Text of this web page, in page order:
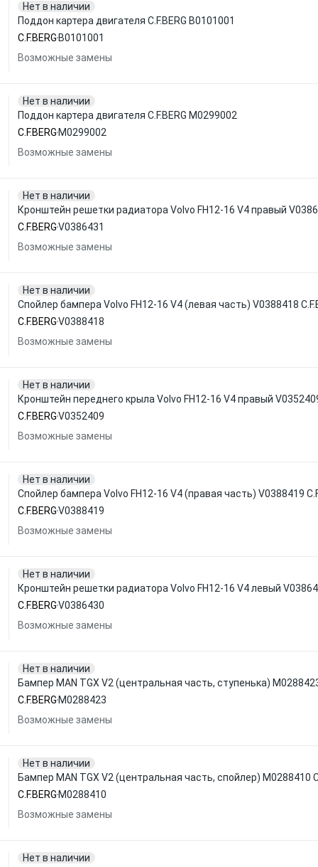
Нет в наличии
Поддон картера двигателя C.F.BERG B0101001
C.F.BERG B0101001
Возможные замены
Нет в наличии
Поддон картера двигателя C.F.BERG M0299002
C.F.BERG M0299002
Возможные замены
Нет в наличии
Кронштейн решетки радиатора Volvo FH12-16 V4 правый
C.F.BERGV0386431
Возможные замены
Нет в наличии
Спойлер бампера Volvo FH12-16 V4 (левая часть) V0388418
C.F.BERGV0388418
Возможные замены
Нет в наличии
Кронштейн переднего крыла Volvo FH12-16 V4 правый V0352409
C.F.BERGV0352409
Возможные замены
Нет в наличии
Спойлер бампера Volvo FH12-16 V4 (правая часть) V0388419
C.F.BERGV0388419
Возможные замены
Нет в наличии
Кронштейн решетки радиатора Volvo FH12-16 V4 левый
C.F.BERGV0386430
Возможные замены
Нет в наличии
Бампер MAN TGX V2 (центральная часть, ступенька) M0288423
C.F.BERG M0288423
Возможные замены
Нет в наличии
Бампер MAN TGX V2 (центральная часть, спойлер) M0288410
C.F.BERG M0288410
Возможные замены
Нет в наличии